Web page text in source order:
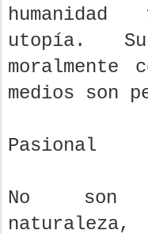
utopía.
moralmente
medios son
Pasional
No son